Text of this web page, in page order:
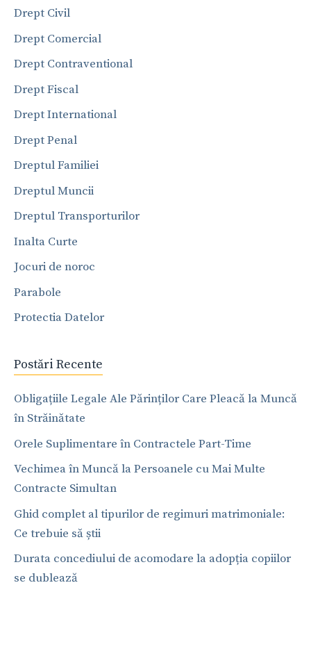
Drept Civil
Drept Comercial
Drept Contraventional
Drept Fiscal
Drept International
Drept Penal
Dreptul Familiei
Dreptul Muncii
Dreptul Transporturilor
Inalta Curte
Jocuri de noroc
Parabole
Protectia Datelor
Postări Recente
Obligațiile Legale Ale Părinților Care Pleacă la Muncă
în Străinătate
Orele Suplimentare în Contractele Part-Time
Vechimea în Muncă la Persoanele cu Mai Multe
Contracte Simultan
Ghid complet al tipurilor de regimuri matrimoniale:
Ce trebuie să știi
Durata concediului de acomodare la adopția copiilor
se dublează